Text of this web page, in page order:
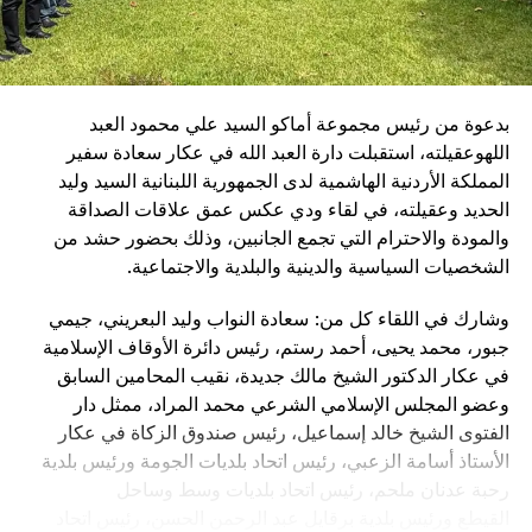
الناجحة، وعرّفوا عن علاماتهم التجارية التي تعكس روح الابتكار
والصمود في الصناعة اللبنانية.
RELATED TOPICS:
دعم المؤسسات الإنسانية التي تؤدي رسالة وطنية نبيلة وفي
مقدمتها الصليب الأحمر اللبناني.
بدعوة من رئيس مجموعة أماكو السيد علي محمود العبد
اللهوعقيلته، استقبلت دارة العبد الله في عكار سعادة سفير
المملكة الأردنية الهاشمية لدى الجمهورية اللبنانية السيد وليد
الحديد وعقيلته، في لقاء ودي عكس عمق علاقات الصداقة
والمودة والاحترام التي تجمع الجانبين، وذلك بحضور حشد من
الشخصيات السياسية والدينية والبلدية والاجتماعية.
وشارك في اللقاء كل من: سعادة النواب وليد البعريني، جيمي
جبور، محمد يحيى، أحمد رستم، رئيس دائرة الأوقاف الإسلامية
في عكار الدكتور الشيخ مالك جديدة، نقيب المحامين السابق
وعضو المجلس الإسلامي الشرعي محمد المراد، ممثل دار
الفتوى الشيخ خالد إسماعيل، رئيس صندوق الزكاة في عكار
الأستاذ أسامة الزعبي، رئيس اتحاد بلديات الجومة ورئيس بلدية
رحبة عدنان ملحم، رئيس اتحاد بلديات وسط وساحل